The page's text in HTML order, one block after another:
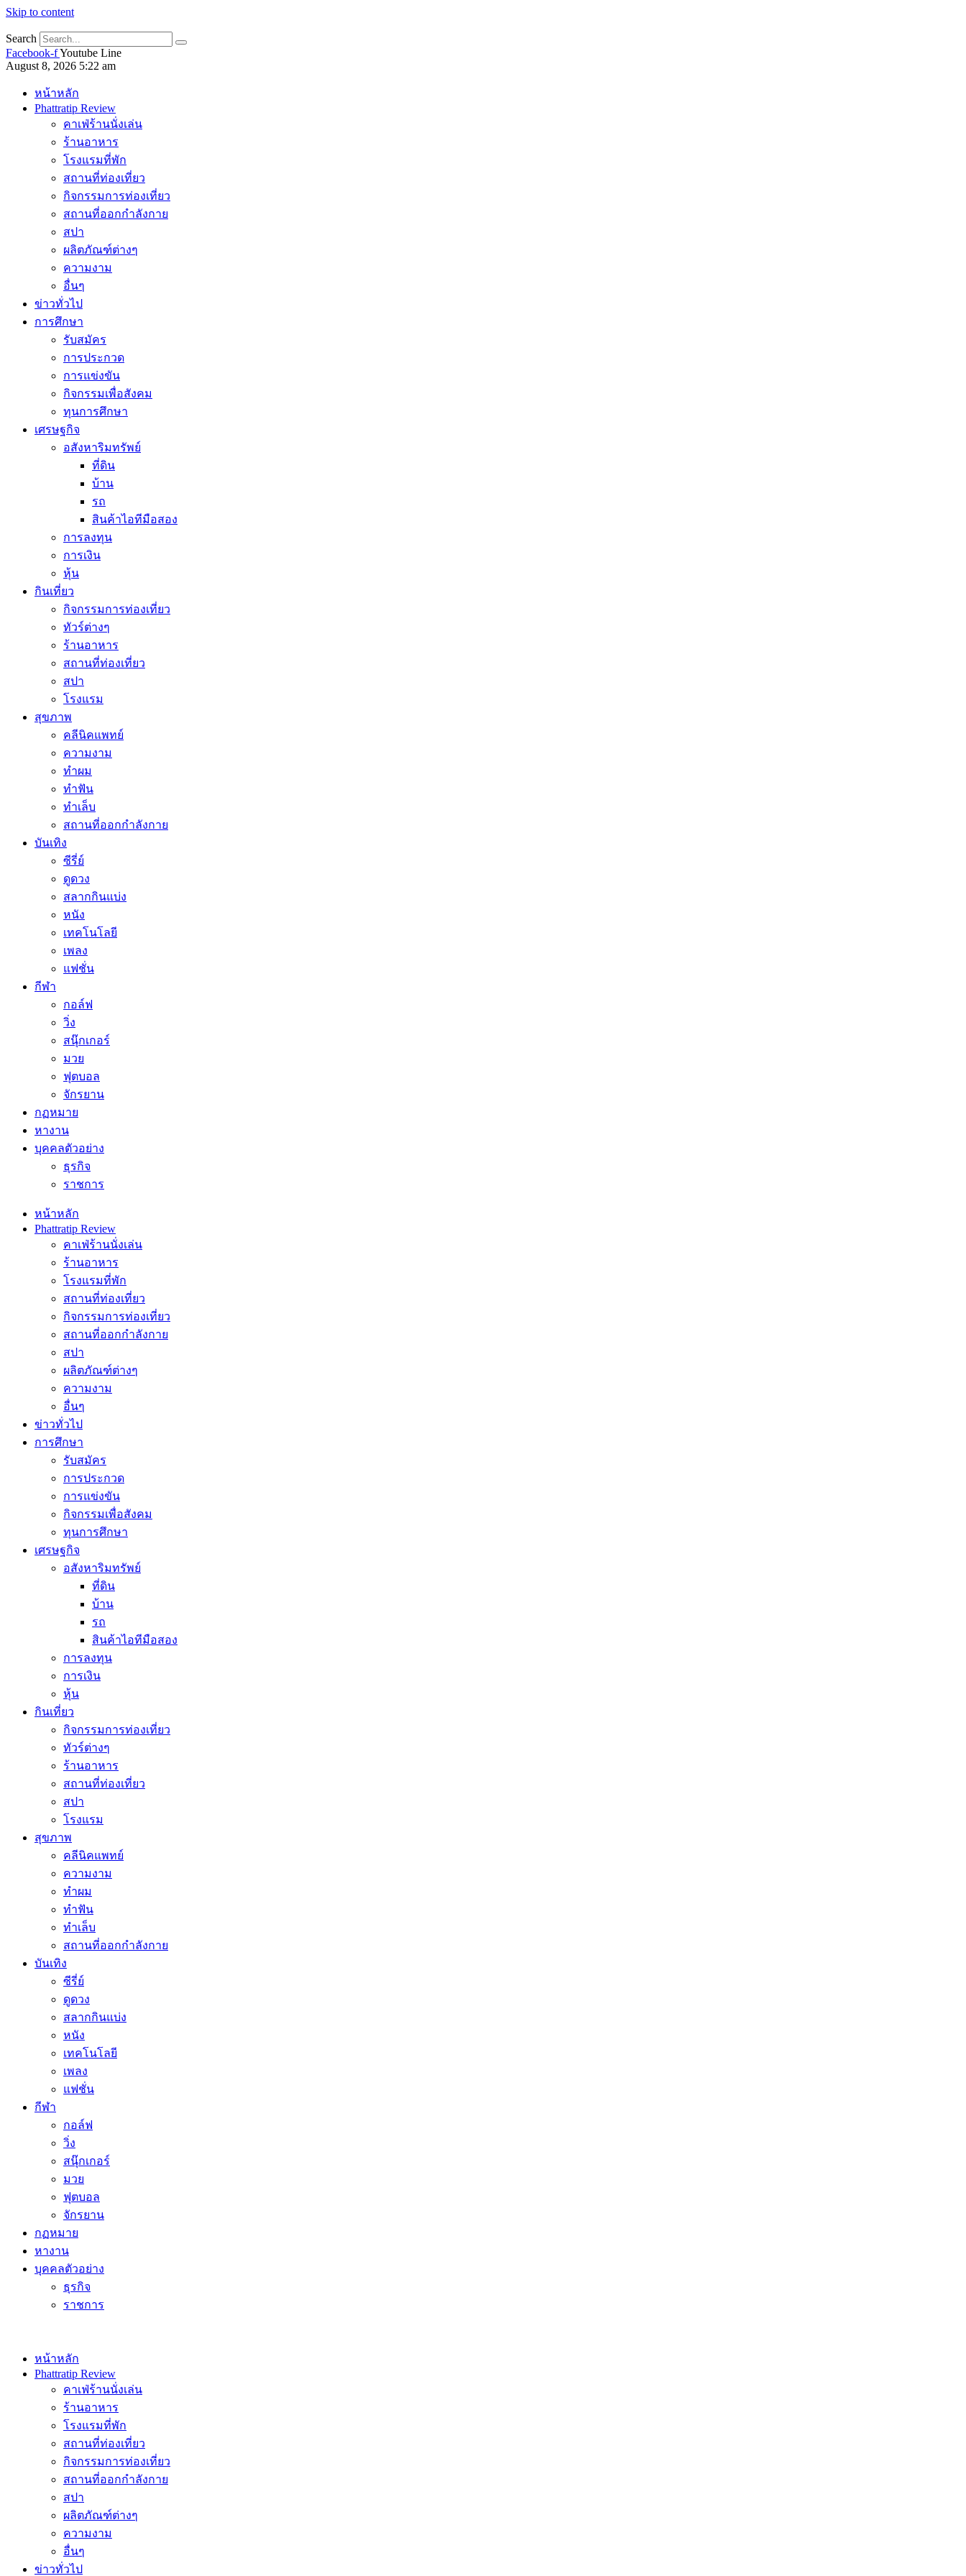
Skip to content
Search
Facebook-fYoutube Line
August 8, 2026 5:22 am
หน้าหลัก
Phattratip Review
คาเฟ่ร้านนั่งเล่น
ร้านอาหาร
โรงแรมที่พัก
สถานที่ท่องเที่ยว
กิจกรรมการท่องเที่ยว
สถานที่ออกกำลังกาย
สปา
ผลิตภัณฑ์ต่างๆ
ความงาม
อื่นๆ
ข่าวทั่วไป
การศึกษา
รับสมัคร
การประกวด
การแข่งขัน
กิจกรรมเพื่อสังคม
ทุนการศึกษา
เศรษฐกิจ
อสังหาริมทรัพย์
ที่ดิน
บ้าน
รถ
สินค้าไอทีมือสอง
การลงทุน
การเงิน
หุ้น
กินเที่ยว
กิจกรรมการท่องเที่ยว
ทัวร์ต่างๆ
ร้านอาหาร
สถานที่ท่องเที่ยว
สปา
โรงแรม
สุขภาพ
คลีนิคแพทย์
ความงาม
ทำผม
ทำฟัน
ทำเล็บ
สถานที่ออกกำลังกาย
บันเทิง
ซีรี่ย์
ดูดวง
สลากกินแบ่ง
หนัง
เทคโนโลยี
เพลง
แฟชั่น
กีฬา
กอล์ฟ
วิ่ง
สนุ๊กเกอร์
มวย
ฟุตบอล
จักรยาน
กฏหมาย
หางาน
บุคคลตัวอย่าง
ธุรกิจ
ราชการ
หน้าหลัก
Phattratip Review
คาเฟ่ร้านนั่งเล่น
ร้านอาหาร
โรงแรมที่พัก
สถานที่ท่องเที่ยว
กิจกรรมการท่องเที่ยว
สถานที่ออกกำลังกาย
สปา
ผลิตภัณฑ์ต่างๆ
ความงาม
อื่นๆ
ข่าวทั่วไป
การศึกษา
รับสมัคร
การประกวด
การแข่งขัน
กิจกรรมเพื่อสังคม
ทุนการศึกษา
เศรษฐกิจ
อสังหาริมทรัพย์
ที่ดิน
บ้าน
รถ
สินค้าไอทีมือสอง
การลงทุน
การเงิน
หุ้น
กินเที่ยว
กิจกรรมการท่องเที่ยว
ทัวร์ต่างๆ
ร้านอาหาร
สถานที่ท่องเที่ยว
สปา
โรงแรม
สุขภาพ
คลีนิคแพทย์
ความงาม
ทำผม
ทำฟัน
ทำเล็บ
สถานที่ออกกำลังกาย
บันเทิง
ซีรี่ย์
ดูดวง
สลากกินแบ่ง
หนัง
เทคโนโลยี
เพลง
แฟชั่น
กีฬา
กอล์ฟ
วิ่ง
สนุ๊กเกอร์
มวย
ฟุตบอล
จักรยาน
กฏหมาย
หางาน
บุคคลตัวอย่าง
ธุรกิจ
ราชการ
หน้าหลัก
Phattratip Review
คาเฟ่ร้านนั่งเล่น
ร้านอาหาร
โรงแรมที่พัก
สถานที่ท่องเที่ยว
กิจกรรมการท่องเที่ยว
สถานที่ออกกำลังกาย
สปา
ผลิตภัณฑ์ต่างๆ
ความงาม
อื่นๆ
ข่าวทั่วไป